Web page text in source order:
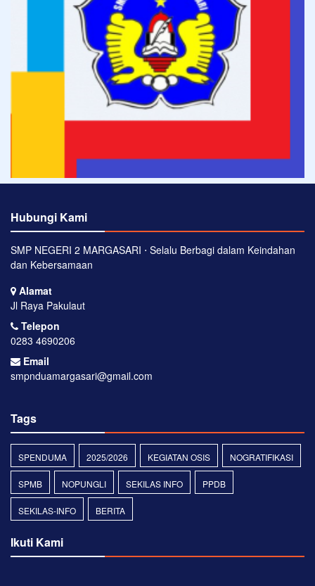
Hubungi Kami
SMP NEGERI 2 MARGASARI ⋅ Selalu Berbagi dalam Keindahan
dan Kebersamaan
Alamat
Jl Raya Pakulaut
Telepon
0283 4690206
Email
smpnduamargasari@gmail.com
Tags
SPENDUMA 2025/2026 KEGIATAN OSIS NOGRATIFIKASI
SPMB NOPUNGLI SEKILAS INFO PPDB
SEKILAS-INFO BERITA
Ikuti Kami